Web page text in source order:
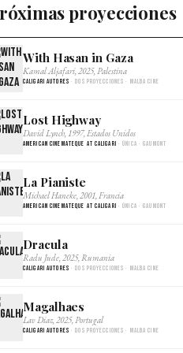
proyecciones
With Hasan in Gaza
Kamal Aljafari, 2025, Palestina
Caligari Autores · Dos proyecciones · Malba Cine
Lost Highway
David Lynch, 1997, Estados Unidos
American Cinemateque at Caligari · Única · Gaumont
La Pianiste
Michael Haneke, 2001, Francia
American Cinemateque at Caligari · Única · Gaumont
Dracula
Radu Jude, 2025, Rumania
Caligari Autores · Dos proyecciones · Malba Cine
Magalhaes
Lav Diaz, 2025, Portugal
Caligari Autores · Dos proyecciones · Malba Cine